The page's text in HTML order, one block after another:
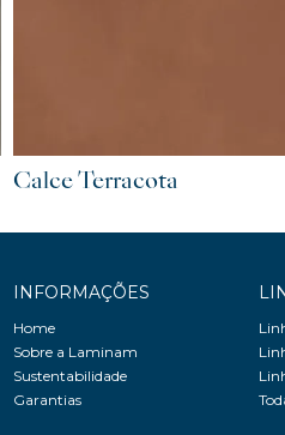
Calce Terracota
INFORMAÇÕES
Home
Sobre a Laminam
Sustentabilidade
Garantias